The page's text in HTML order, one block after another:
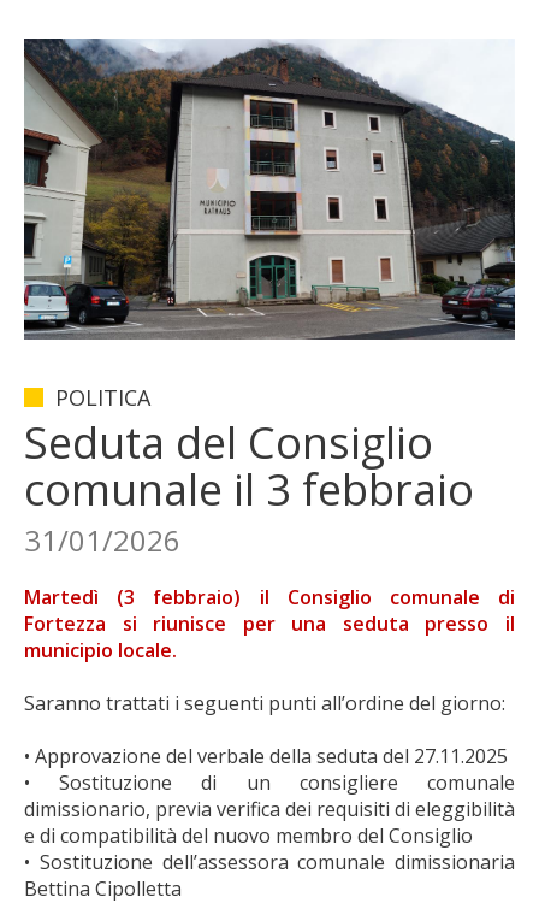
POLITICA
Seduta del Consiglio
comunale il 3 febbraio
31/01/2026
Martedì (3 febbraio) il Consiglio comunale di
Fortezza si riunisce per una seduta presso il
municipio locale.
Saranno trattati i seguenti punti all’ordine del giorno:
• Approvazione del verbale della seduta del 27.11.2025
• Sostituzione di un consigliere comunale
dimissionario, previa verifica dei requisiti di eleggibilità
e di compatibilità del nuovo membro del Consiglio
• Sostituzione dell’assessora comunale dimissionaria
Bettina Cipolletta